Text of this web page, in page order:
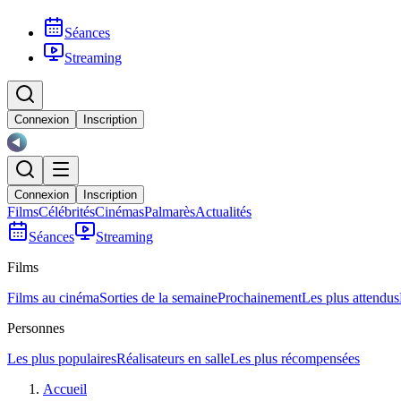
Séances
Streaming
Connexion Inscription
Connexion Inscription
FilmsCélébritésCinémasPalmarèsActualités
Séances
Streaming
Films
Films au cinémaSorties de la semaineProchainementLes plus attendus
Personnes
Les plus populairesRéalisateurs en salleLes plus récompensées
Accueil